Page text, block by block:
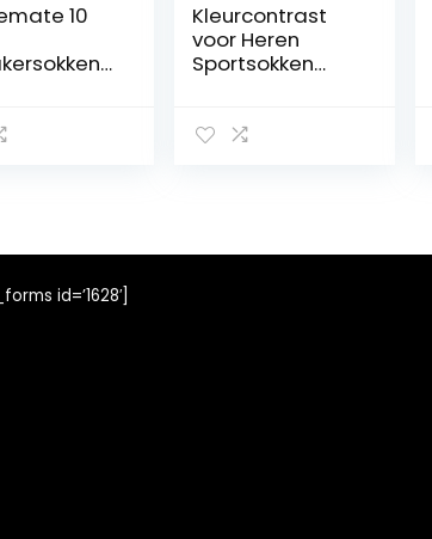
10
Kleurcontrast
voor Heren
Sportsokken
Sokken Zweet
id=’1628′]